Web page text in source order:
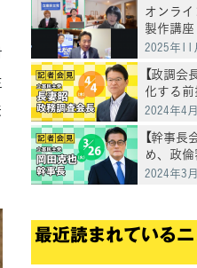
オンラ
製作講
2025年11
【政調会
化する前
金議員処
2024年4
【幹事長
め、政
めていく
2024年3
最近読まれている